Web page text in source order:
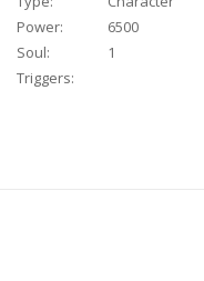
Power:
6500
Soul:
1
Triggers: